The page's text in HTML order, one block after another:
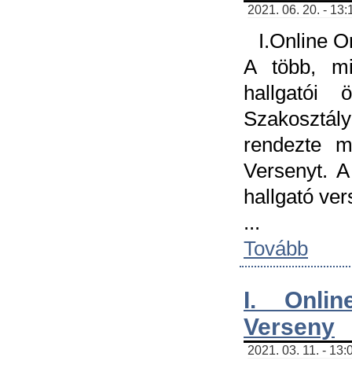
2021. 06. 20. -
I.Online
A több,
hallgatói
rendezte
Versenyt.
hallgató
...
Tovább
I.
Verseny
2021. 03. 11. -